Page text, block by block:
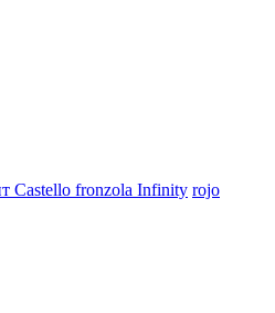
rojo